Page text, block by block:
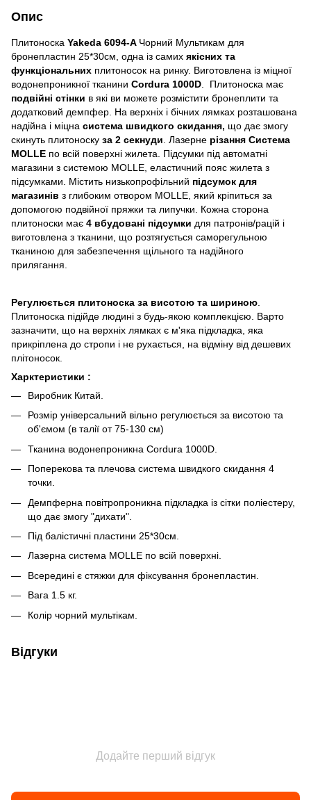
Опис
Плитоноска Yakeda 6094-A Чорний Мультикам для
бронепластин 25*30см, одна із самих якісних та
функціональних плитоносок на ринку. Виготовлена із міцної
водонепроникної тканини Cordura 1000D . Плитоноска має
подвійні стінки в які ви можете розмістити бронеплити та
додатковий демпфер. На верхніх і бічних лямках розташована
надійна і міцна система швидкого скидання, що дає змогу
скинуть плитоноску за 2 секнуди . Лазерне різання Система
MOLLE по всій поверхні жилета. Підсумки під автоматні
магазини з системою MOLLE, еластичний пояс жилета з
підсумками. Містить низькопрофільний підсумок для
магазинів з глибоким отвором MOLLE, який кріпиться за
допомогою подвійної пряжки та липучки. Кожна сторона
плитоноски має 4 вбудовані підсумки для патронів/рацій і
виготовлена з тканини, що розтягується саморегульною
тканиною для забезпечення щільного та надійного
прилягання.
Регулюється плитоноска за висотою та шириною
Плитоноска підійде людині з будь-якою комплекцією. Варто
зазначити, що на верхніх лямках є м'яка підкладка, яка
прикріплена до стропи і не рухається, на відміну від дешевих
плітоносок.
Харктеристики :
Виробник Китай.
Розмір універсальний вільно регулюється за висотою та
об'ємом (в талії от 75-130 см)
Тканина водонепроникна Cordura 1000D.
Поперекова та плечова система швидкого скидання 4
точки.
Демпферна повітропроникна підкладка із сітки поліестеру,
що дає змогу "дихати".
Під балістичні пластини 25*30см.
Лазерна система MOLLE по всій поверхні.
Всередині є стяжки для фіксування бронепластин.
Вага 1.5 кг.
Колір чорний мультікам.
Відгуки
Додайте перший відгук